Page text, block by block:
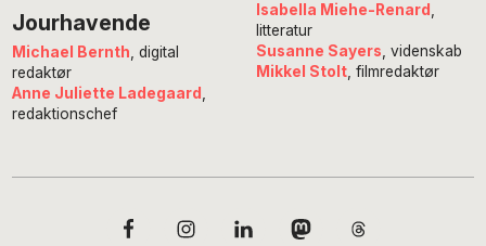
Jourhavende
Michael Bernth, digital
redaktør
Anne Juliette Ladegaard ,
redaktionschef
Isabella Miehe-Renard ,
litteratur
Susanne Sayers, videnskab
Mikkel Stolt, filmredaktør